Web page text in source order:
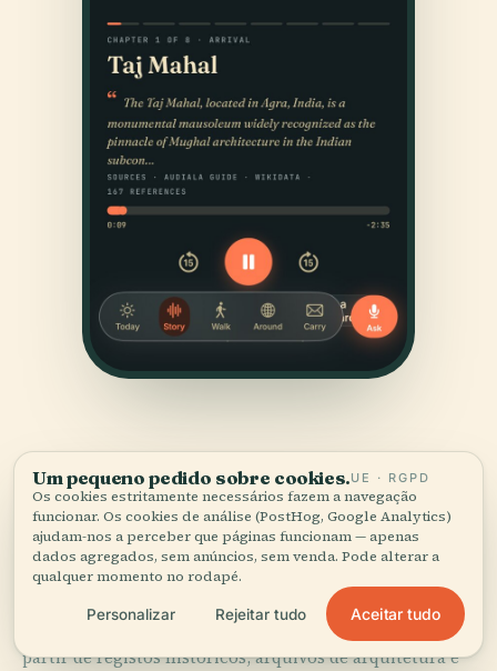
FONTES
Verificado,e mostrado.
Pesquisado e escrito pela equipa editorial da Audiala a
partir de registos históricos, arquivos de arquitetura e
Um pequeno pedido sobre cookies.UE · RGPD
Os cookies estritamente necessários fazem a navegação
funcionar. Os cookies de análise (PostHog, Google Analytics)
ajudam-nos a perceber que páginas funcionam — apenas
dados agregados, sem anúncios, sem venda. Pode alterar a
qualquer momento no rodapé.
Personalizar Rejeitar tudo Aceitar tudo